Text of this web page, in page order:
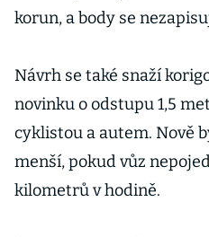
korun, a body se
Návrh se také snaží
novinku o odstupu 1,5
cyklistou a autem. Nově
menší, pokud vůz
kilometrů v hodině.